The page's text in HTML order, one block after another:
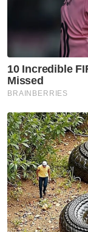
Muat turun
Politik
PAS
Pembinaan